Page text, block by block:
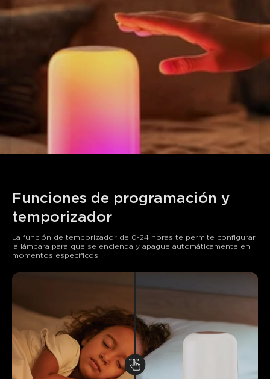
Funciones de programación y
temporizador
La función de temporizador de 0-24 horas te permite configurar
la lámpara para que se encienda y apague automáticamente en
momentos específicos.